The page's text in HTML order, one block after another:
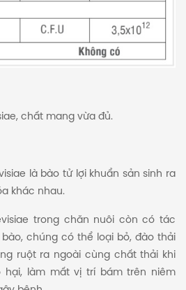
chất mang vừa đủ.
là bào tử lợi khuẩn sản sinh ra
khác nhau.
trong chăn nuôi còn có tác
chúng có thể loại bỏ, đào thải
ruột ra ngoài cùng chất thải khi
hại, làm mất vị trí bám trên niêm